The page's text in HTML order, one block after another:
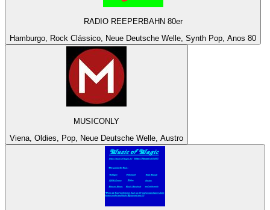
RADIO REEPERBAHN 80er
Hamburgo, Rock Clássico, Neue Deutsche Welle, Synth Pop, Anos 80
MUSICONLY
Viena, Oldies, Pop, Neue Deutsche Welle, Austro